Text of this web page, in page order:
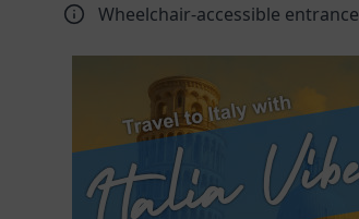
Wheelchair-accessible entrance